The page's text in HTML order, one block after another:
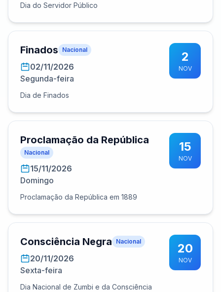
Dia do Servidor Público
Finados Nacional
02/11/2026
Segunda-feira
Dia de Finados
2
NOV
Proclamação da República
Nacional
15/11/2026
Domingo
Proclamação da República em 1889
15
NOV
Consciência Negra Nacional
20/11/2026
Sexta-feira
Dia Nacional de Zumbi e da Consciência
20
NOV